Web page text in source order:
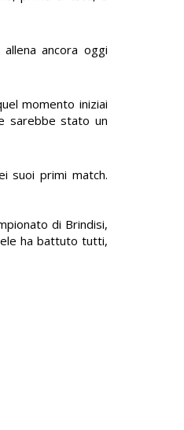
ancora oggi
momento iniziai
sarebbe stato un
suoi primi match.
di Brindisi,
ha battuto tutti,